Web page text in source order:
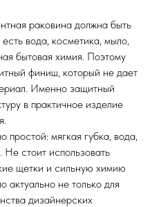
раковина должна быть
вода, косметика, мыло,
бытовая химия. Поэтому
финиш, который не дает
Именно защитный
в практичное изделие
простой: мягкая губка, вода,
стоит использовать
щетки и сильную химию
актуально не только для
дизайнерских